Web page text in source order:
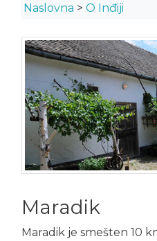
Naslovna > O Inđiji
Maradik
Maradik je smešten 10